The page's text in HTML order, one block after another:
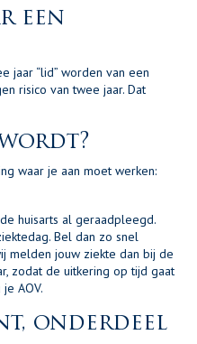
een
jaar “lid” worden van een
risico van twee jaar. Dat
waar je aan moet werken:
huisarts al geraadpleegd.
Bel dan zo snel
melden jouw ziekte dan bij de
zodat de uitkering op tijd gaat
AOV.
onderdeel